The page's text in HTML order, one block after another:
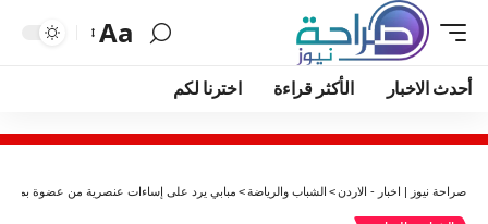
Aa
أحدث الاخبار الأكثر قراءة اخترنا لكم
صراحة نيوز | اخبار - الاردن> الشباب والرياضة> مبابي يرد على إساءات عنصرية من عضوة